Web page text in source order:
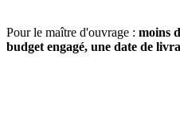
Pour le maître d'ouvrage : moins
budget engagé, une date de